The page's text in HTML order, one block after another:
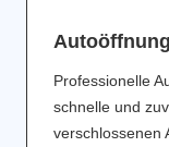
Аutoöffnung
Professionelle
schnelle und
verschlossenen